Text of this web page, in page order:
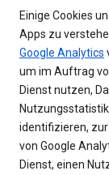
Einige Cookies
Apps zu
Google Analytics
um im Auftrag
Dienst nutzen,
identifizieren,
von Google
Dienst, einen